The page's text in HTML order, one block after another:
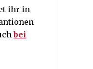
ihr in
bei